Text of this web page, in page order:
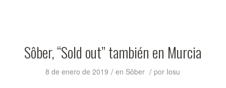
Sôber, “Sold out” también en Murcia
8 de enero de 2019 / en Sôber / por Iosu